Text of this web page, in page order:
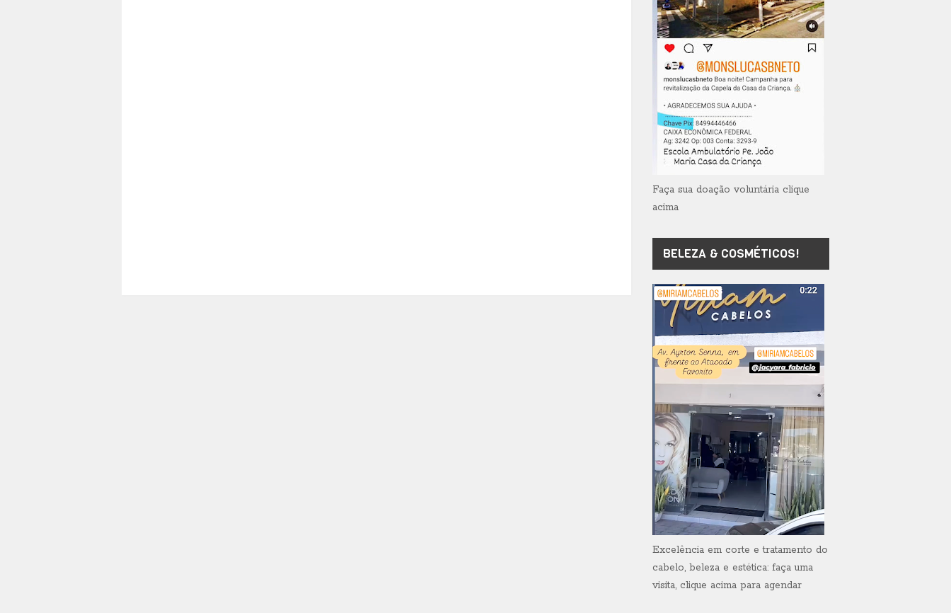
Faça sua doação voluntária clique
acima
BELEZA & COSMÉTICOS!
Excelência em corte e tratamento do
cabelo, beleza e estética: faça uma
visita, clique acima para agendar